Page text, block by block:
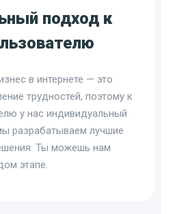
подход к
в интернете — это
трудностей, поэтому к
у нас индивидуальный
разрабатываем лучшие
Ты можешь нам
этапе.